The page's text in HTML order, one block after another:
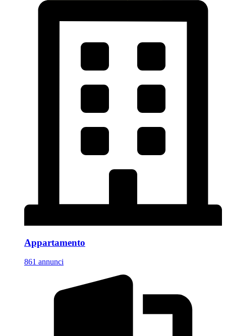
Appartamento
861 annunci